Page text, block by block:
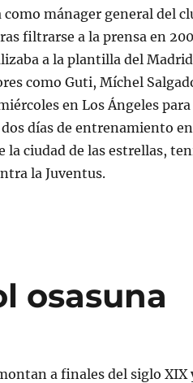
como mánager general del
filtrarse a la prensa en
a la plantilla del
como Guti, Míchel
en Los Ángeles
dos días de entrenamiento
la ciudad de las estrellas,
la Juventus.
osasuna
a finales del siglo